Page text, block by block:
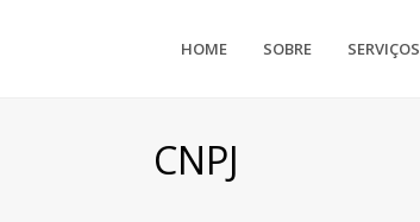
HOME SOBRE SERVIÇOS
CNPJ